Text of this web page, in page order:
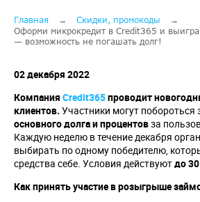
Строка
навигации
Главная
Скидки, промокоды
Оформи микрокредит в Credit365 и
— возможность не погашать долг!
02 декабря 2022
Компания Credit365проводит
клиентов. Участники могут побороться
основного долга и процентовза
Каждую неделю в течение декабря
выбирать по одному победителю,
средства себе. Условия действуютдо
Как принять участие в розыгрыше